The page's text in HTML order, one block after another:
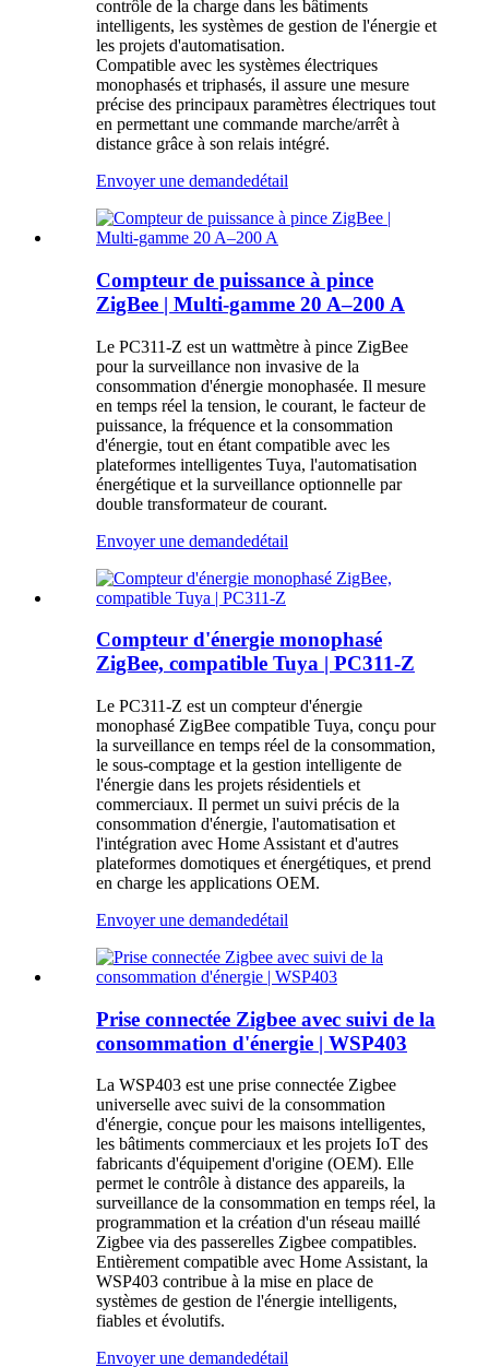
contrôle de la charge dans les bâtiments
intelligents, les systèmes de gestion de l'énergie et
les projets d'automatisation.
Compatible avec les systèmes électriques
monophasés et triphasés, il assure une mesure
précise des principaux paramètres électriques tout
en permettant une commande marche/arrêt à
distance grâce à son relais intégré.
Envoyer une demandedétail
Compteur de puissance à pince
ZigBee | Multi-gamme 20 A–200 A
Le PC311-Z est un wattmètre à pince ZigBee
pour la surveillance non invasive de la
consommation d'énergie monophasée. Il mesure
en temps réel la tension, le courant, le facteur de
puissance, la fréquence et la consommation
d'énergie, tout en étant compatible avec les
plateformes intelligentes Tuya, l'automatisation
énergétique et la surveillance optionnelle par
double transformateur de courant.
Envoyer une demandedétail
Compteur d'énergie monophasé
ZigBee, compatible Tuya | PC311-Z
Le PC311-Z est un compteur d'énergie
monophasé ZigBee compatible Tuya, conçu pour
la surveillance en temps réel de la consommation,
le sous-comptage et la gestion intelligente de
l'énergie dans les projets résidentiels et
commerciaux. Il permet un suivi précis de la
consommation d'énergie, l'automatisation et
l'intégration avec Home Assistant et d'autres
plateformes domotiques et énergétiques, et prend
en charge les applications OEM.
Envoyer une demandedétail
Prise connectée Zigbee avec suivi de la
consommation d'énergie | WSP403
La WSP403 est une prise connectée Zigbee
universelle avec suivi de la consommation
d'énergie, conçue pour les maisons intelligentes,
les bâtiments commerciaux et les projets IoT des
fabricants d'équipement d'origine (OEM). Elle
permet le contrôle à distance des appareils, la
surveillance de la consommation en temps réel, la
programmation et la création d'un réseau maillé
Zigbee via des passerelles Zigbee compatibles.
Entièrement compatible avec Home Assistant, la
WSP403 contribue à la mise en place de
systèmes de gestion de l'énergie intelligents,
fiables et évolutifs.
Envoyer une demandedétail